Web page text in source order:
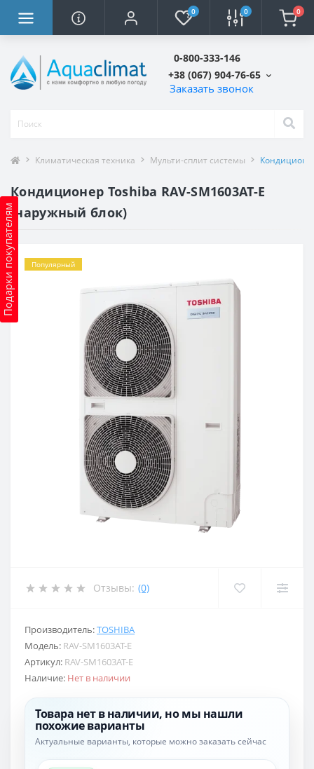
0 0 0
0-800-333-146
+38 (067) 904-76-65
Заказать звонок
Подарки покупателям
Климатическая техника Мульти-сплит системы
Кондиционер Toshiba RAV-SM1603AT-E
(наружный блок)
Популярный
Отзывы: (0)
Производитель:TOSHIBA
Модель: RAV-SM1603AT-E
Артикул: RAV-SM1603AT-E
Наличие: Нет в наличии
Товара нет в наличии, но мы нашли
похожие варианты
Актуальные варианты, которые можно заказать сейчас